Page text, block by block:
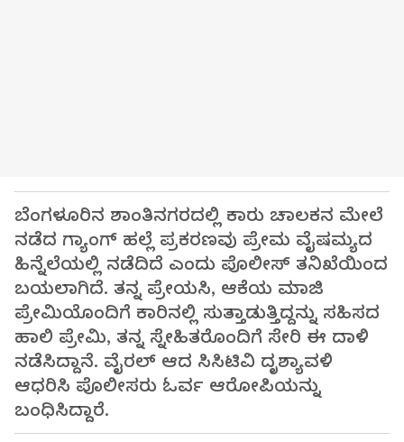
ಬೆಂಗಳೂರಿನ ಶಾಂತಿನಗರದಲ್ಲಿ ಕಾರು ಚಾಲಕನ ಮೇಲೆ
ನಡೆದ ಗ್ಯಾಂಗ್ ಹಲ್ಲೆ ಪ್ರಕರಣವು ಪ್ರೇಮ ವೈಷಮ್ಯದ
ಹಿನ್ನೆಲೆಯಲ್ಲಿ ನಡೆದಿದೆ ಎಂದು ಪೊಲೀಸ್ ತನಿಖೆಯಿಂದ
ಬಯಲಾಗಿದೆ. ತನ್ನ ಪ್ರೇಯಸಿ, ಆಕೆಯ ಮಾಜಿ
ಪ್ರೇಮಿಯೊಂದಿಗೆ ಕಾರಿನಲ್ಲಿ ಸುತ್ತಾಡುತ್ತಿದ್ದನ್ನು ಸಹಿಸದ
ಹಾಲಿ ಪ್ರೇಮಿ, ತನ್ನ ಸ್ನೇಹಿತರೊಂದಿಗೆ ಸೇರಿ ಈ ದಾಳಿ
ನಡೆಸಿದ್ದಾನೆ. ವೈರಲ್ ಆದ ಸಿಸಿಟಿವಿ ದೃಶ್ಯಾವಳಿ
ಆಧರಿಸಿ ಪೊಲೀಸರು ಓರ್ವ ಆರೋಪಿಯನ್ನು
ಬಂಧಿಸಿದ್ದಾರೆ.